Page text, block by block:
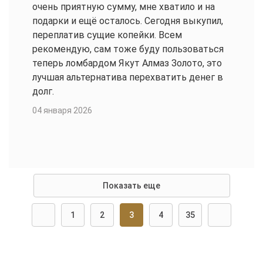
очень приятную сумму, мне хватило и на
подарки и ещё осталось. Сегодня выкупил,
переплатив сущие копейки. Всем
рекомендую, сам тоже буду пользоваться
теперь ломбардом Якут Алмаз Золото, это
лучшая альтернатива перехватить денег в
долг.
04 января 2026
Показать еще
1 2 3 4 35